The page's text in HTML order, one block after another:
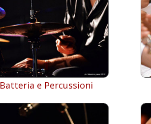
Batteria e Percussioni